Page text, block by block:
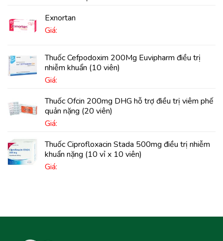
Exnortan
Giá:
Thuốc Cefpodoxim 200Mg Euvipharm điều trị
nhiễm khuẩn (10 viên)
Giá:
Thuốc Ofcin 200mg DHG hỗ trợ điều trị viêm phế
quản nặng (20 viên)
Giá:
Thuốc Ciprofloxacin Stada 500mg điều trị nhiễm
khuẩn nặng (10 vỉ x 10 viên)
Giá: